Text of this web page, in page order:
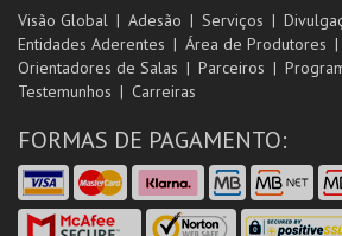
Visão Global Adesão Serviços
Entidades Aderentes
Área de Produtores
Orientadores de Salas
Parceiros
Testemunhos
Carreiras
FORMAS DE PAGAMENTO: